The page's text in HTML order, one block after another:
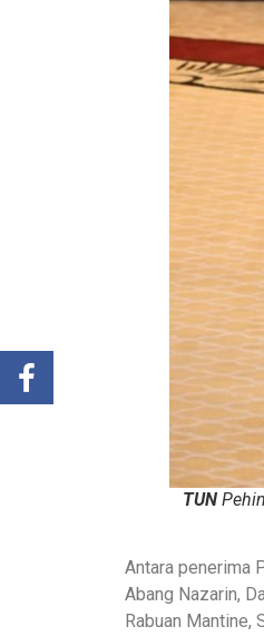
TUN
Antara penerima
Abang Nazarin,
Rabuan Mantine,